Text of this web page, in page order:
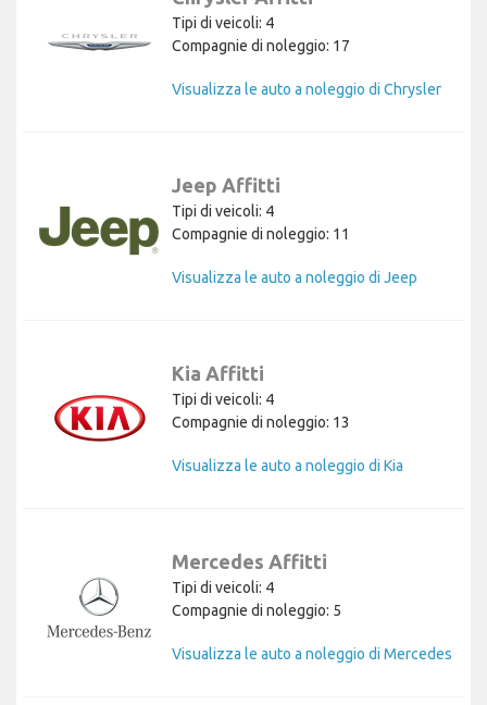
Tipi di veicoli: 4
Compagnie di noleggio: 17
Visualizza le auto a noleggio di Chrysler
Jeep Affitti
Tipi di veicoli: 4
Compagnie di noleggio: 11
Visualizza le auto a noleggio di Jeep
Kia Affitti
Tipi di veicoli: 4
Compagnie di noleggio: 13
Visualizza le auto a noleggio di Kia
Mercedes Affitti
Tipi di veicoli: 4
Compagnie di noleggio: 5
Visualizza le auto a noleggio di Mercedes